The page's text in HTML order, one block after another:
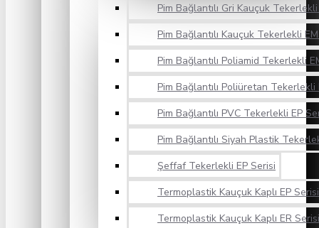
Pim Bağlantılı Gri Kauçuk
Pim Bağlantılı Kauçuk Tekerlekli
Pim Bağlantılı Poliamid Tekerlekli
Pim Bağlantılı Poliüretan Tekerlekli
Pim Bağlantılı PVC Tekerlekli EP
Pim Bağlantılı Siyah Plastik
Şeffaf Tekerlekli EP Serisi
Termoplastik Kauçuk Kaplı EP Serisi
Termoplastik Kauçuk Kaplı ER Serisi